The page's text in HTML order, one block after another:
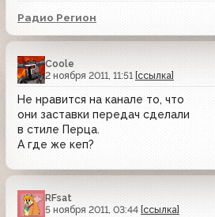
Радио Регион
Coole
2 ноября 2011, 11:51 [ссылка]
Не нравится на канале то, что
они заставки передач сделали
в стиле Перца.
А где же кеп?
RFsat
5 ноября 2011, 03:44 [ссылка]